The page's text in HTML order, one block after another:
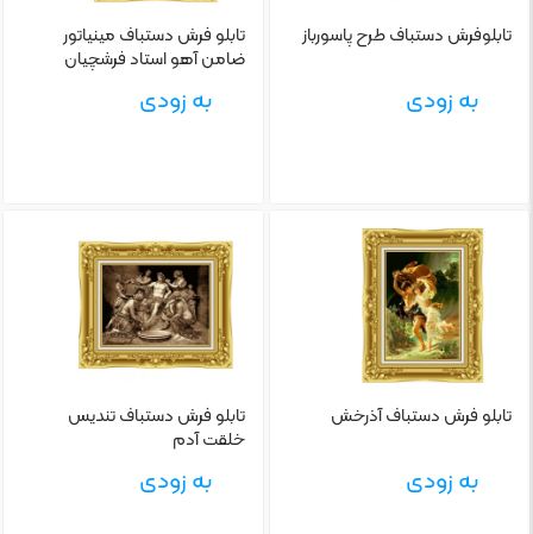
تابلو‌فرش دستباف طرح پاسورباز
به زودی
تابلو‌ فرش دستباف مینیاتور
ضامن آهو استاد فرشچیان
به زودی
تابلو‌ فرش دستباف آذرخش
به زودی
تابلو‌ فرش دستباف تندیس
خلقت آدم
به زودی